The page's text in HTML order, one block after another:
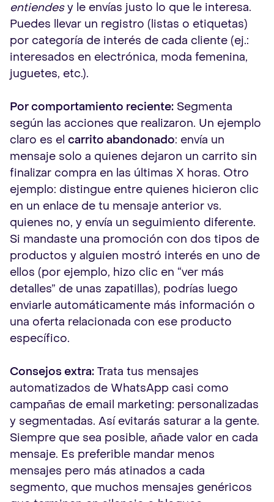
entiendesy le envías justo lo que le interesa.
Puedes llevar un registro (listas o etiquetas)
por categoría de interés de cada cliente (ej.:
interesados en electrónica, moda femenina,
juguetes, etc.).
Por comportamiento reciente: Segmenta
según las acciones que realizaron. Un ejemplo
claro es el carrito abandonado: envía un
mensaje solo a quienes dejaron un carrito sin
finalizar compra en las últimas X horas. Otro
ejemplo: distingue entre quienes hicieron clic
en un enlace de tu mensaje anterior vs.
quienes no, y envía un seguimiento diferente.
Si mandaste una promoción con dos tipos de
productos y alguien mostró interés en uno de
ellos (por ejemplo, hizo clic en “ver más
detalles” de unas zapatillas), podrías luego
enviarle automáticamente más información o
una oferta relacionada con ese producto
específico.
Consejos extra: Trata tus mensajes
automatizados de WhatsApp casi como
campañas de email marketing: personalizadas
y segmentadas. Así evitarás saturar a la gente.
Siempre que sea posible, añade valor en cada
mensaje. Es preferible mandar menos
mensajes pero más atinados a cada
segmento, que muchos mensajes genéricos